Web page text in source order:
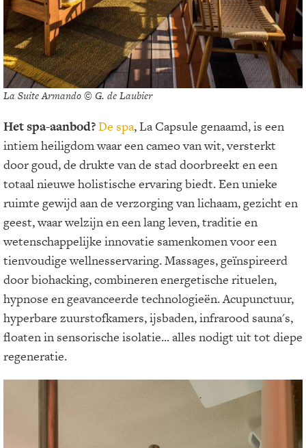
La Suite Armando © G. de Laubier
Het spa-aanbod?De spa, La Capsule genaamd, is een
intiem heiligdom waar een cameo van wit, versterkt
door goud, de drukte van de stad doorbreekt en een
totaal nieuwe holistische ervaring biedt. Een unieke
ruimte gewijd aan de verzorging van lichaam, gezicht en
geest, waar welzijn en een lang leven, traditie en
wetenschappelijke innovatie samenkomen voor een
tienvoudige wellnesservaring. Massages, geïnspireerd
door biohacking, combineren energetische rituelen,
hypnose en geavanceerde technologieën. Acupunctuur,
hyperbare zuurstofkamers, ijsbaden, infrarood sauna's,
floaten in sensorische isolatie... alles nodigt uit tot diepe
regeneratie.